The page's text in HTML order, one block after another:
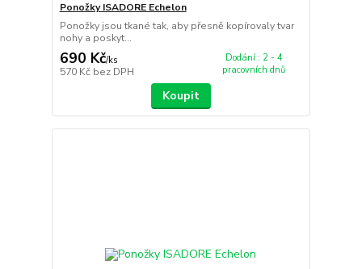
Ponožky ISADORE Echelon
Ponožky jsou tkané tak, aby přesně kopírovaly tvar
nohy a poskyt...
690 Kč/ks
570 Kč bez DPH
Dodání : 2 - 4
pracovních dnů
Koupit